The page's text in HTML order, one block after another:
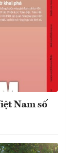
Nam số